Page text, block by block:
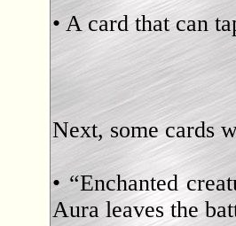
• A card that can
Next, some cards
• “Enchanted
Aura leaves the